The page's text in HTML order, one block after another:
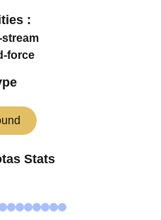
:
force
Stats